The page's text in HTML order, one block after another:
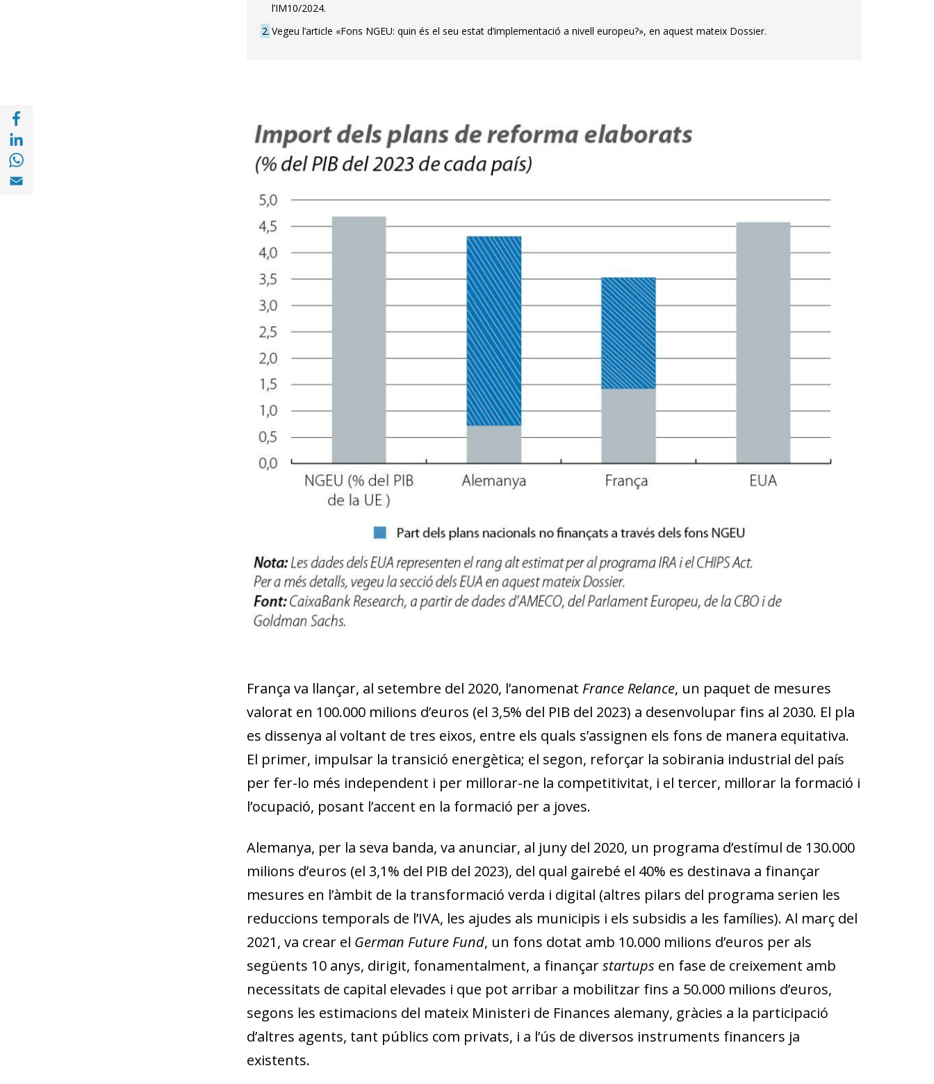
Compartir a with Linkedin (opens in a new window)
Compartir a with Whatsapp (opens in a new window)
Compartir a Email (opens in a new window)
l’IM10/2024.
2 Vegeu l’article «Fons NGEU: quin és el seu estat d’implementació a nivell europeu?», en aquest mateix Dossier.
França va llançar, al setembre del 2020, l’anomenat France Relance, un paquet de mesures
valorat en 100.000 milions d’euros (el 3,5% del PIB del 2023) a desenvolupar fins al 2030. El pla
es dissenya al voltant de tres eixos, entre els quals s’assignen els fons de manera equitativa.
El primer, impulsar la transició energètica; el segon, reforçar la sobirania industrial del país
per fer-lo més independent i per millorar-ne la competitivitat, i el tercer, millorar la formació i
l’ocupació, posant l’accent en la formació per a joves.
Alemanya, per la seva banda, va anunciar, al juny del 2020, un programa d’estímul de 130.000
milions d’euros (el 3,1% del PIB del 2023), del qual gairebé el 40% es destinava a finançar
mesures en l’àmbit de la transformació verda i digital (altres pilars del programa serien les
reduccions temporals de l’IVA, les ajudes als municipis i els subsidis a les famílies). Al març del
2021, va crear el German Future Fund, un fons dotat amb 10.000 milions d’euros per als
següents 10 anys, dirigit, fonamentalment, a finançarstartups en fase de creixement amb
necessitats de capital elevades i que pot arribar a mobilitzar fins a 50.000 milions d’euros,
segons les estimacions del mateix Ministeri de Finances alemany, gràcies a la participació
d’altres agents, tant públics com privats, i a l’ús de diversos instruments financers ja
existents.